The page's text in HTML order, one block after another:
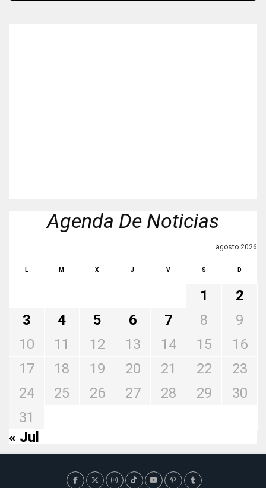
Agenda De Noticias
agosto 2026
L M X J V S D
1
2
3
4 5 6 7 8
9
10
11 12 13 14 15
16
17
18 19 20 21 22
23
24
25 26 27 28 29
30
31
« Jul